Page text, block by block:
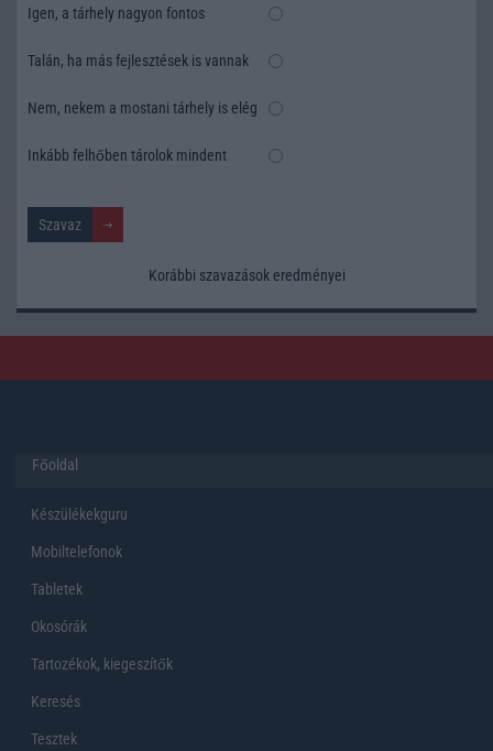
Igen, a tárhely nagyon fontos
Talán, ha más fejlesztések is vannak
Nem, nekem a mostani tárhely is elég
Inkább felhőben tárolok mindent
Korábbi szavazások eredményei
Főoldal
Készülékekguru
Mobiltelefonok
Tabletek
Okosórák
Tartozékok, kiegeszítők
Keresés
Tesztek